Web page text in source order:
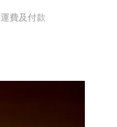
運費及付款